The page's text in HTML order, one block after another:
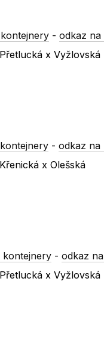
kontejnery -odkaz na
x Vyžlovská
kontejnery -odkaz na
x Olešská
kontejnery -odkaz
x Vyžlovská